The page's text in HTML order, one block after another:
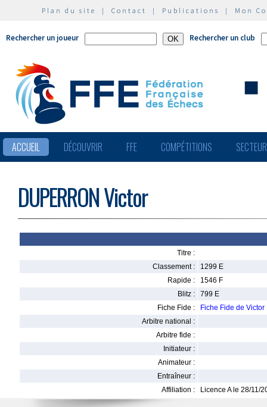
Plan du site | Contact | Publications | Mon
Rechercher un joueur Rechercher un club
ACCUEIL DÉCOUVRIR FFE COMPÉTITIONS
DUPERRON Victor
Titre :
Classement :
1299 E
Rapide :
1546 F
Blitz :
799 E
Fiche Fide :
Fiche Fide de
Arbitre national :
Arbitre fide :
Initiateur :
Animateur :
Entraîneur :
Affiliation :
Licence A le 28/11/